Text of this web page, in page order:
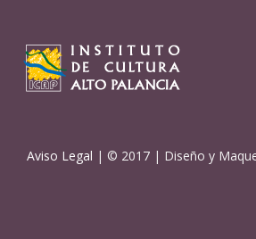
Aviso Legal | © 2017 | Diseño y